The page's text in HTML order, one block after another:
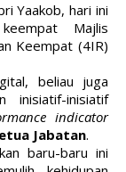
Yaakob, hari ini
Majlis
Keempat (4IR)
beliau juga
inisiatif-inisiatif
indicator
Jabatan.
baru-baru ini